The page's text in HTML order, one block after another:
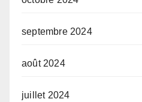
septembre 2024
août 2024
juillet 2024